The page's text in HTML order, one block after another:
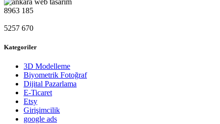
8963 185
5257 670
Kategoriler
3D Modelleme
Biyometrik Fotoğraf
Dijital Pazarlama
E-Ticaret
Etsy
Girişimcilik
google ads